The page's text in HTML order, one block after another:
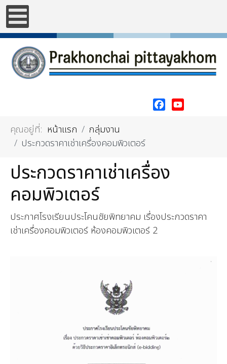
คุณอยู่ที่: หน้าแรก
กลุ่มงาน
ประกวดราคาเช่าเครื่องคอมพิวเตอร์
ประกวดราคาเช่าเครื่อง
คอมพิวเตอร์
ประกาศโรงเรียนประโคนชัยพิทยาคม เรื่องประกวดราคา
เช่าเครื่องคอมพิวเตอร์ ห้องคอมพิวเตอร์ 2